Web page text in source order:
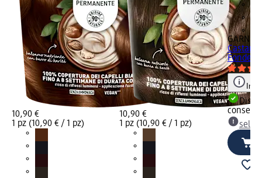
10,90 €
1 pz (10,90 € / 1 pz)
10,90 €
1 pz (10,90 € / 1 pz)
Castano